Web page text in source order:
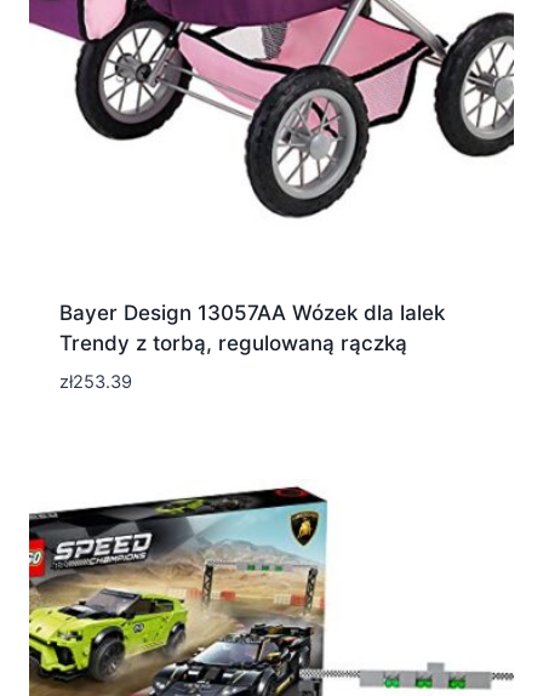
Bayer Design 13057AA Wózek dla lalek
Trendy z torbą, regulowaną rączką
zł253.39